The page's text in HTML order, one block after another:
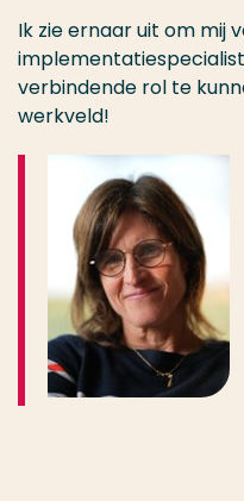
Ik zie ernaar uit om mij
verbindende rol te
werkveld!